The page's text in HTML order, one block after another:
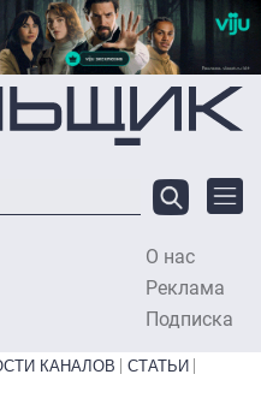
О нас
Реклама
Подписка
КАНАЛОВ
СТАТЬИ